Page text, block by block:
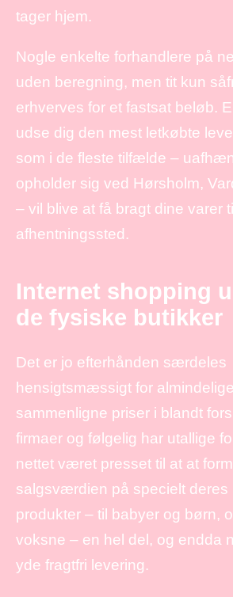
tager hjem.
Nogle enkelte forhandlere på
uden beregning, men tit kun
erhverves for et fastsat beløb.
udse dig den mest letkøbte
som i de fleste tilfælde –
opholder sig ved Hørsholm,
– vil blive at få bragt dine varer
afhentningssted.
Internet shopping
de fysiske butikker
Det er jo efterhånden særdeles
hensigtsmæssigt for
sammenligne priser i blandt
firmaer og følgelig har utallige
nettet været presset til at at
salgsværdien på specielt deres
produkter – til babyer og børn,
voksne – en hel del, og endda
yde fragtfri levering.